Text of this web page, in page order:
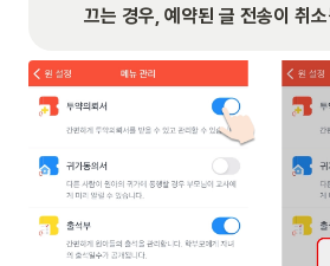
끄는 경우, 예약된 글 전송이 취